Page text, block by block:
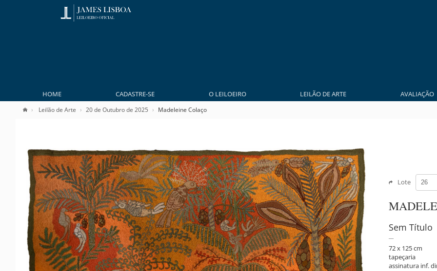
HOME CADASTRE-SE O LEILOEIRO LEILÃO DE ARTE AVALIAÇÃO
Leilão de Arte 20 de Outubro de 2025 Madeleine Colaço
Lote
Sem Título
72 x 125 cm
tapeçaria
assinatura inf.